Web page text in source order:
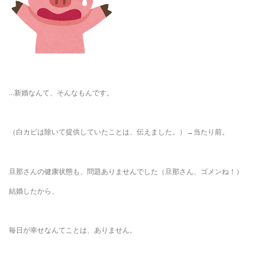
…新婚なんて、そんなもんです。
（白カビは除いて提供していたことは、伝えました。）→当たり前。
旦那さんの健康状態も、問題ありませんでした（旦那さん、ゴメンね！）
結婚したから、
毎日が幸せなんてことは、ありません。